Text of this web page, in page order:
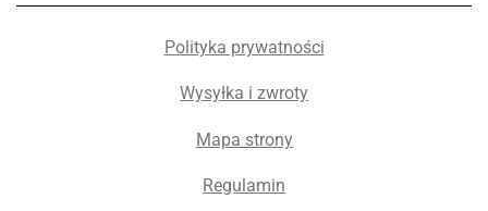
Polityka prywatności
Wysyłka i zwroty
Mapa strony
Regulamin